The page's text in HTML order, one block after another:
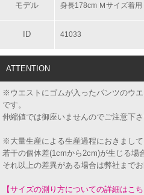
モデル 身長178cm Ｍサイズ着用
ID 41033
ATTENTION
※ウエストにゴムが入ったパンツのウ
です。
伸縮値では御座いませんのでご注意下さ
※大量生産による生産過程におきまして
若干の個体差(1cmから2cm)が生じる場
それ以上の差異がある場合は弊社まで
【サイズの測り方についての詳細はこち